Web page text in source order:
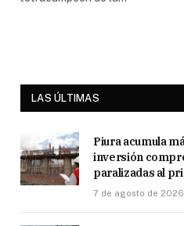
LAS ÚLTIMAS
Piura acumula
inversión
paralizadas al
7 de agosto de 2026